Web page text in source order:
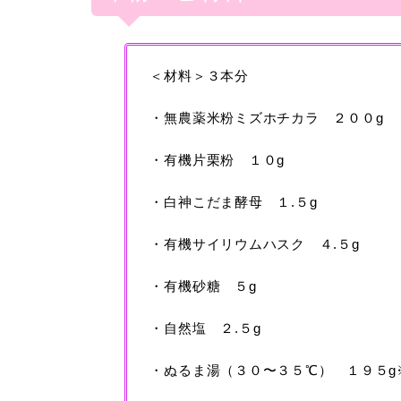
＜材料＞３本分
・無農薬米粉ミズホチカラ ２００g
・有機片栗粉 １０g
・白神こだま酵母 １.５g
・有機サイリウムハスク ４.５g
・有機砂糖 ５g
・自然塩 ２.５g
・ぬるま湯（３０〜３５℃） １９５